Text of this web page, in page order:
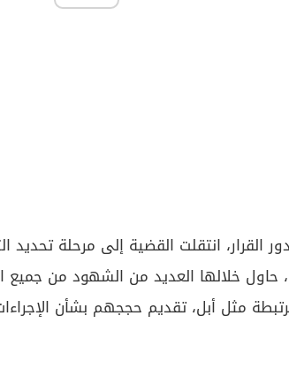
القرار، انتقلت القضية إلى مرحلة تحديد
حاول خلالها العديد من الشهود من جميع
مثل أبل، تقديم حججهم بشأن